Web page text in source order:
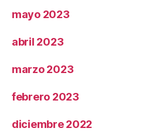
mayo 2023
abril 2023
marzo 2023
febrero 2023
diciembre 2022